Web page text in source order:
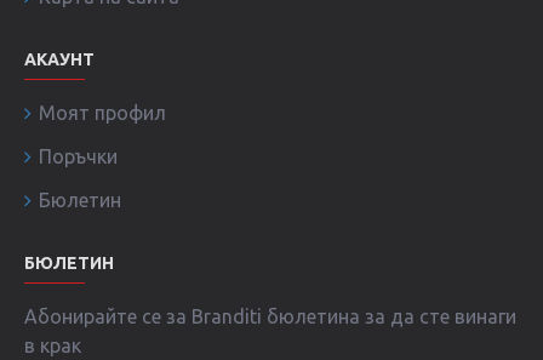
АКАУНТ
Моят профил
Поръчки
Бюлетин
БЮЛЕТИН
Абонирайте се за Branditi бюлетина за да сте винаги
в крак